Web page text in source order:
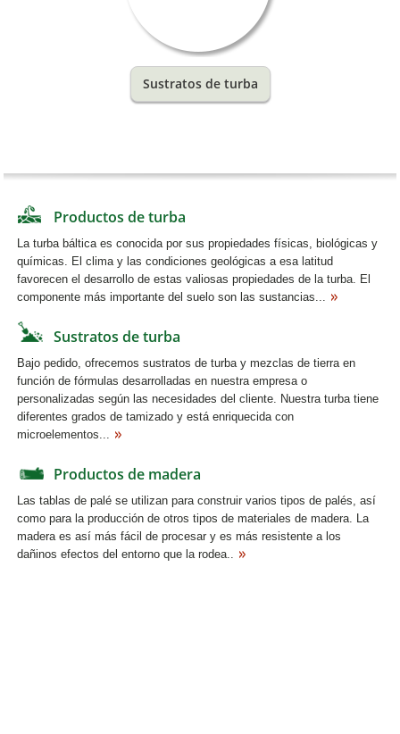
Sustratos de turba
Productos de turba
La turba báltica es conocida por sus propiedades físicas, biológicas y
químicas. El clima y las condiciones geológicas a esa latitud
favorecen el desarrollo de estas valiosas propiedades de la turba. El
componente más importante del suelo son las sustancias...
Sustratos de turba
Bajo pedido, ofrecemos sustratos de turba y mezclas de tierra en
función de fórmulas desarrolladas en nuestra empresa o
personalizadas según las necesidades del cliente. Nuestra turba tiene
diferentes grados de tamizado y está enriquecida con
microelementos...
Productos de madera
Las tablas de palé se utilizan para construir varios tipos de palés, así
como para la producción de otros tipos de materiales de madera. La
madera es así más fácil de procesar y es más resistente a los
dañinos efectos del entorno que la rodea..